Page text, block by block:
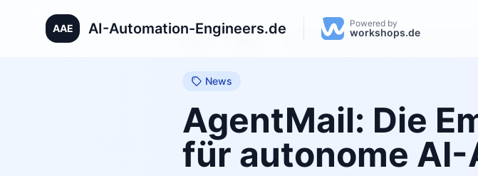
AAE AI-Automation-Engineers.de Powered by
workshops.de
AgentMail: Die Email-Revolution für
News
AgentMail: Die
für autonome